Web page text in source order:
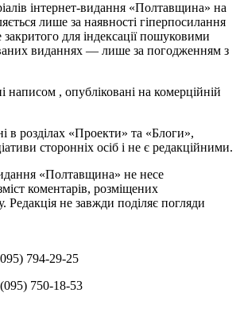
інтернет-видання «Полтавщина» на
лише за наявності гіперпосилання
закритого для індексації пошуковими
виданнях — лише за погодженням з
написом , опубліковані на комерційній
в розділах «Проекти» та «Блоги»,
сторонніх осіб і не є редакційними.
«Полтавщина» не несе
коментарів, розміщених
Редакція не завжди поділяє погляди
794-29-25
(095) 750-18-53